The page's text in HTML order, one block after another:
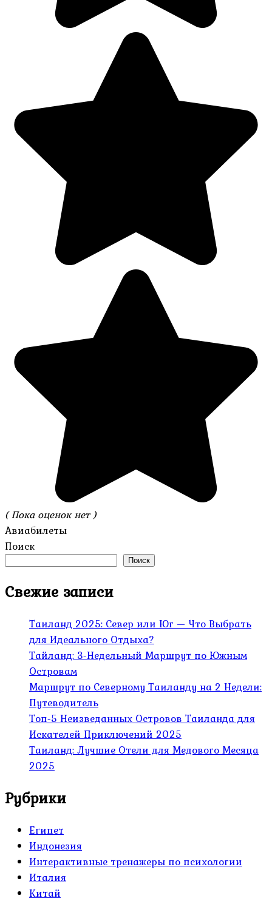
( Пока оценок нет )
Авиабилеты
Поиск
Поиск
Свежие записи
Таиланд 2025: Север или Юг — Что Выбрать
для Идеального Отдыха?
Тайланд: 3-Недельный Маршрут по Южным
Островам
Маршрут по Северному Таиланду на 2 Недели:
Путеводитель
Топ-5 Неизведанных Островов Таиланда для
Искателей Приключений 2025
Таиланд: Лучшие Отели для Медового Месяца
2025
Рубрики
Египет
Индонезия
Интерактивные тренажеры по психологии
Италия
Китай